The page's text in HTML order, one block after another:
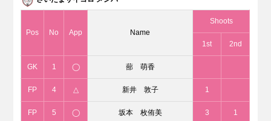
Pos No App Name
Shoots
1st 2nd
GK 1 ◯ 蔀 萌香
FP 4 △ 新井 敦子 1
FP 5 ◯ 坂本 枚侑美 3 1